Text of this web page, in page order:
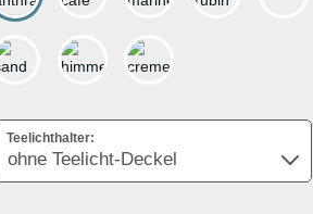
Teelichthalter: